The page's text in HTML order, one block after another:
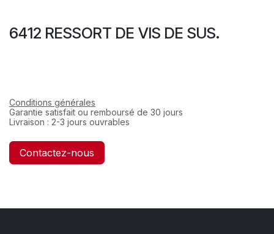
6412 RESSORT DE VIS DE SUS.
Conditions générales
Garantie satisfait ou remboursé de 30 jours
Livraison : 2-3 jours ouvrables
Contactez-nous